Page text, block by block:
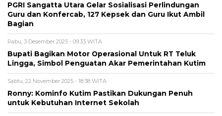
PGRI Sangatta Utara Gelar Sosialisasi Perlindungan
Guru dan Konfercab, 127 Kepsek dan Guru Ikut Ambil
Bagian
Rabu, 3 Desember 2025 - 09:33 WITA
Bupati Bagikan Motor Operasional Untuk RT Teluk
Lingga, Simbol Penguatan Akar Pemerintahan Kutim
Sabtu, 22 November 2025 - 18:38 WITA
Ronny: Kominfo Kutim Pastikan Dukungan Penuh
untuk Kebutuhan Internet Sekolah